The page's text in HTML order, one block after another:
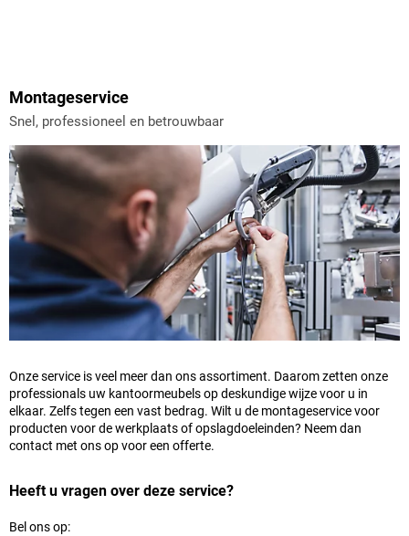
Montageservice
Snel, professioneel en betrouwbaar
Onze service is veel meer dan ons assortiment. Daarom zetten onze
professionals uw kantoormeubels op deskundige wijze voor u in
elkaar. Zelfs tegen een vast bedrag. Wilt u de montageservice voor
producten voor de werkplaats of opslagdoeleinden? Neem dan
contact met ons op voor een offerte.
Heeft u vragen over deze service?
Bel ons op: